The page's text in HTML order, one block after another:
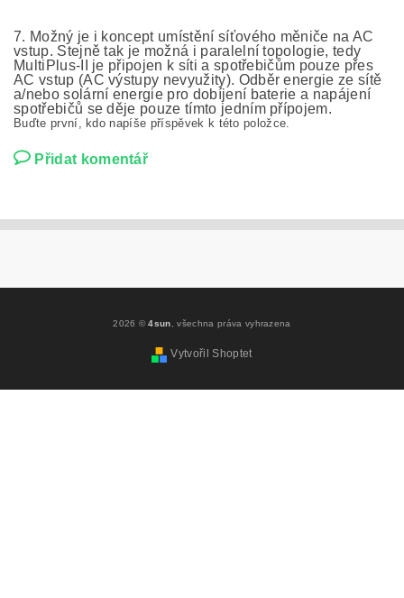
7. Možný je i koncept umístění síťového měniče na AC
vstup. Stejně tak je možná i paralelní topologie, tedy
MultiPlus-II je připojen k síti a spotřebičům pouze přes
AC vstup (AC výstupy nevyužity). Odběr energie ze sítě
a/nebo solární energie pro dobíjení baterie a napájení
spotřebičů se děje pouze tímto jedním přípojem.
Buďte první, kdo napíše příspěvek k této položce.
Přidat komentář
2026 ©4sun , všechna práva vyhrazena
Vytvořil Shoptet